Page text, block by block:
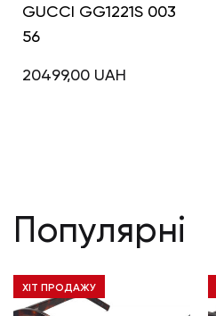
GUCCI GG1221S 003
56
20499,00 UAH
Популярні
ХІТ ПРОДАЖУ